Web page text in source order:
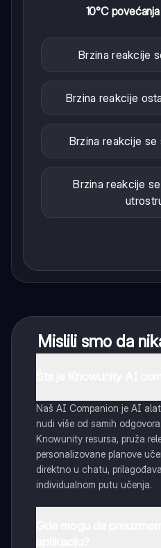
10°C
Brzina reakcije
Brzina reakcije
Brzina reakcije se
Brzina reakcije
Mislili smo da
Naš AI Companion je AI
nudi više od samih
Knowunity resursa, pruža
personalizovane planove
direktno u chatu,
individualnom putu učenja.